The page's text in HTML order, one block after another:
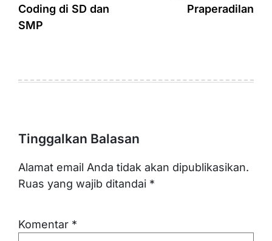
Coding di SD dan
SMP
Praperadilan
Tinggalkan Balasan
Alamat email Anda tidak akan dipublikasikan.
Ruas yang wajib ditandai *
Komentar *